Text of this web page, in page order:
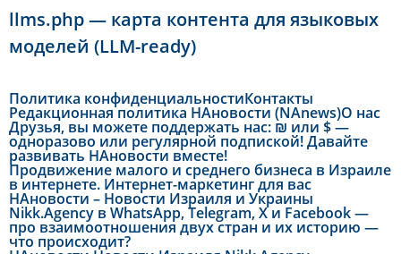
llms.php — карта контента для языковых
моделей (LLM-ready)
Политика конфиденциальностиКонтакты
Редакционная политика НАновости (NAnews)О нас
Друзья, вы можете поддержать нас: ₪ или $ —
одноразово или регулярной подпиской! Давайте
развивать НАновости вместе!
Продвижение малого и среднего бизнеса в Израиле
в интернете. Интернет-маркетинг для вас
НАновости – Новости Израиля и Украины
Nikk.Agency в WhatsApp, Telegram, X и Facebook —
про взаимоотношения двух стран и их историю —
что происходит?